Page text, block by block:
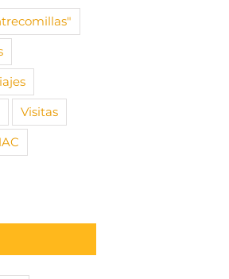
plazas para la
Visitas